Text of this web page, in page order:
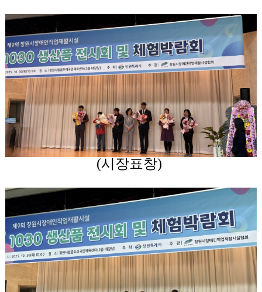
(시장표창)